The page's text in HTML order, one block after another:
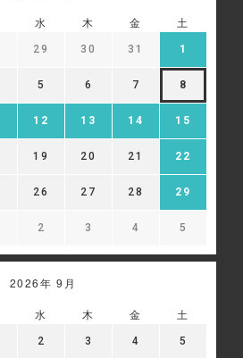
水 木 金 土
29 30 31 1
5 6 7 8
12 13 14 15
19 20 21 22
26 27 28 29
2 3 4 5
2026年 9月
水 木 金 土
2 3 4 5